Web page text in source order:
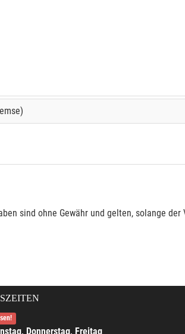
sind ohne Gewähr und gelten, solange der
Donnerstag, Freitag